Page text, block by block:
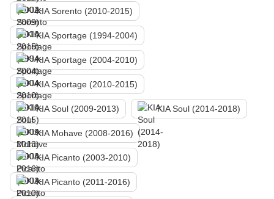
KIA Sorento (2010-2015)
KIA Sportage (1994-2004)
KIA Sportage (2004-2010)
KIA Sportage (2010-2015)
KIA Soul (2009-2013) KIA Soul (2014-2018)
KIA Mohave (2008-2016)
KIA Picanto (2003-2010)
KIA Picanto (2011-2016)